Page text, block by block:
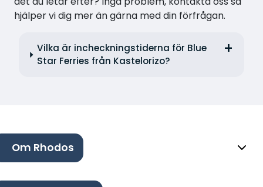
hjälper vi dig mer än gärna med din förfrågan.
Vilka är incheckningstiderna för Blue
Star Ferries från Kastelorizo?
Om Rhodos